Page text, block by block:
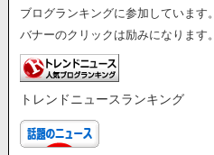
ブログランキングに参加しています。
バナーのクリックは励みになります。
トレンドニュースランキング